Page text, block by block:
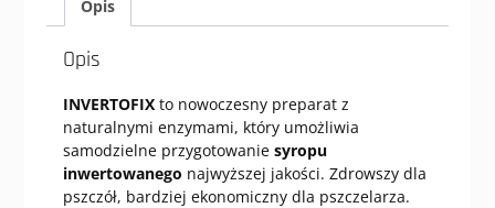
Opis
Opis
INVERTOFIXto nowoczesny preparat z
naturalnymi enzymami, który umożliwia
samodzielne przygotowanie syropu
inwertowanego najwyższej jakości. Zdrowszy dla
pszczół, bardziej ekonomiczny dla pszczelarza.